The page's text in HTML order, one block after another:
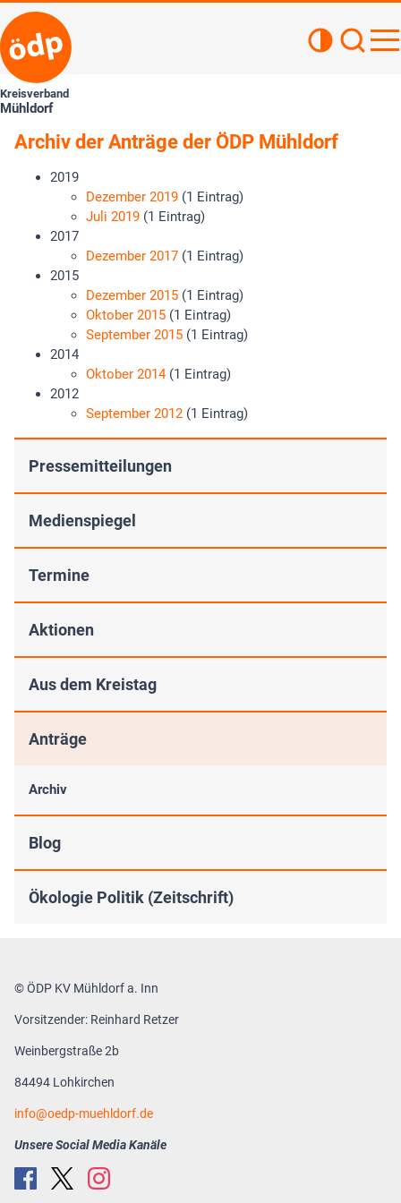
Kreisverband
Mühldorf
Archiv der Anträge der ÖDP Mühldorf
2019
Dezember 2019 (1 Eintrag)
Juli 2019 (1 Eintrag)
2017
Dezember 2017 (1 Eintrag)
2015
Dezember 2015 (1 Eintrag)
Oktober 2015 (1 Eintrag)
September 2015 (1 Eintrag)
2014
Oktober 2014(1 Eintrag)
2012
September 2012 (1 Eintrag)
Pressemitteilungen
Medienspiegel
Termine
Aktionen
Aus dem Kreistag
Anträge
Archiv
Blog
Ökologie Politik (Zeitschrift)
© ÖDP KV Mühldorf a. Inn
Vorsitzender: Reinhard Retzer
Weinbergstraße 2b
84494 Lohkirchen
info oedp-muehldorf.de
Unsere Social Media Kanäle